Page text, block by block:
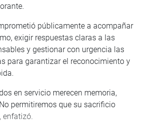
públicamente a acompañar
exigir respuestas claras a las
y gestionar con urgencia las
para garantizar el reconocimiento y
en servicio merecen memoria,
permitiremos que su sacrificio
enfatizó.